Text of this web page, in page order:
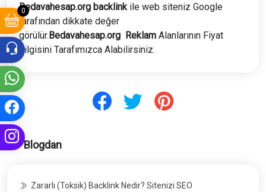
0
Bedavahesap.org backlink ile web siteniz Google
tarafından dikkate değer
görülür.Bedavahesap.org Reklam Alanlarının Fiyat
bilgisini Tarafımızca Alabilirsiniz.
Blogdan
Zararlı (Toksik) Backlink Nedir? Sitenizi SEO